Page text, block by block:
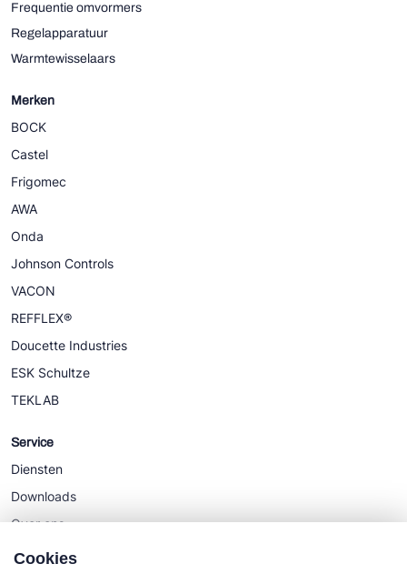
Frequentie omvormers
Regelapparatuur
Warmtewisselaars
Merken
BOCK
Castel
Frigomec
AWA
Onda
Johnson Controls
VACON
REFFLEX®
Doucette Industries
ESK Schultze
TEKLAB
Service
Diensten
Downloads
Over ons
Nieuws
Cookies